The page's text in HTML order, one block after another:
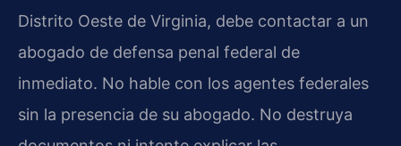
Distrito Oeste de Virginia, debe contactar a un
abogado de defensa penal federal de
inmediato. No hable con los agentes federales
sin la presencia de su abogado. No destruya